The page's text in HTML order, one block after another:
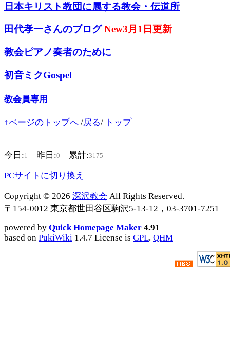
日本キリスト教団に属する教会・伝道所
田代孝一さんのブログ New3月1日更新
教会ピアノ奏者のために
初音ミクGospel
教会員専用
↑ページのトップへ /戻る/ トップ
今日:1 昨日:0 累計:3175
PCサイトに切り換え
Copyright © 2026 深沢教会 All Rights Reserved.
〒154-0012 東京都世田谷区駒沢5-13-12，03-3701-7251
powered by Quick Homepage Maker 4.91
based on PukiWiki 1.4.7 License is GPL. QHM